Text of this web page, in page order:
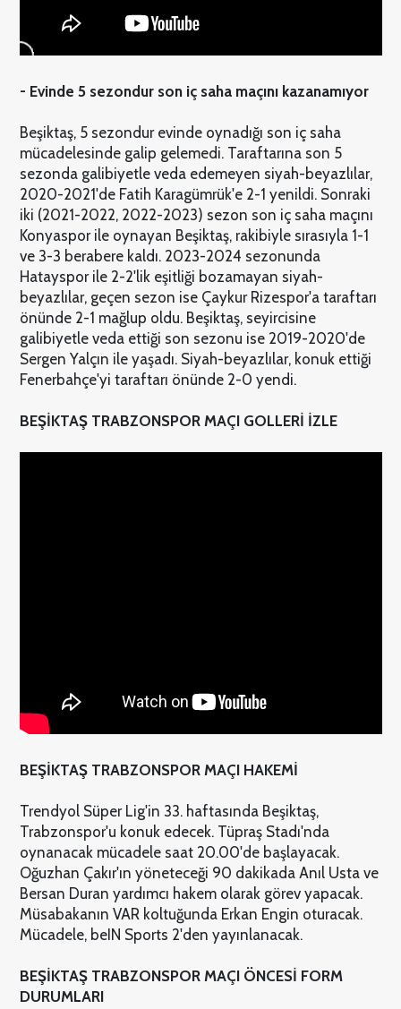
- Evinde 5 sezondur son iç saha maçını kazanamıyor
Beşiktaş, 5 sezondur evinde oynadığı son iç saha
mücadelesinde galip gelemedi. Taraftarına son 5
sezonda galibiyetle veda edemeyen siyah-beyazlılar,
2020-2021'de Fatih Karagümrük'e 2-1 yenildi. Sonraki
iki (2021-2022, 2022-2023) sezon son iç saha maçını
Konyaspor ile oynayan Beşiktaş, rakibiyle sırasıyla 1-1
ve 3-3 berabere kaldı. 2023-2024 sezonunda
Hatayspor ile 2-2'lik eşitliği bozamayan siyah-
beyazlılar, geçen sezon ise Çaykur Rizespor'a taraftarı
önünde 2-1 mağlup oldu. Beşiktaş, seyircisine
galibiyetle veda ettiği son sezonu ise 2019-2020'de
Sergen Yalçın ile yaşadı. Siyah-beyazlılar, konuk ettiği
Fenerbahçe'yi taraftarı önünde 2-0 yendi.
BEŞİKTAŞ TRABZONSPOR MAÇI GOLLERİ İZLE
BEŞİKTAŞ TRABZONSPOR MAÇI HAKEMİ
Trendyol Süper Lig'in 33. haftasında Beşiktaş,
Trabzonspor'u konuk edecek. Tüpraş Stadı'nda
oynanacak mücadele saat 20.00'de başlayacak.
Oğuzhan Çakır'ın yöneteceği 90 dakikada Anıl Usta ve
Bersan Duran yardımcı hakem olarak görev yapacak.
Müsabakanın VAR koltuğunda Erkan Engin oturacak.
Mücadele, beIN Sports 2'den yayınlanacak.
BEŞİKTAŞ TRABZONSPOR MAÇI ÖNCESİ FORM
DURUMLARI